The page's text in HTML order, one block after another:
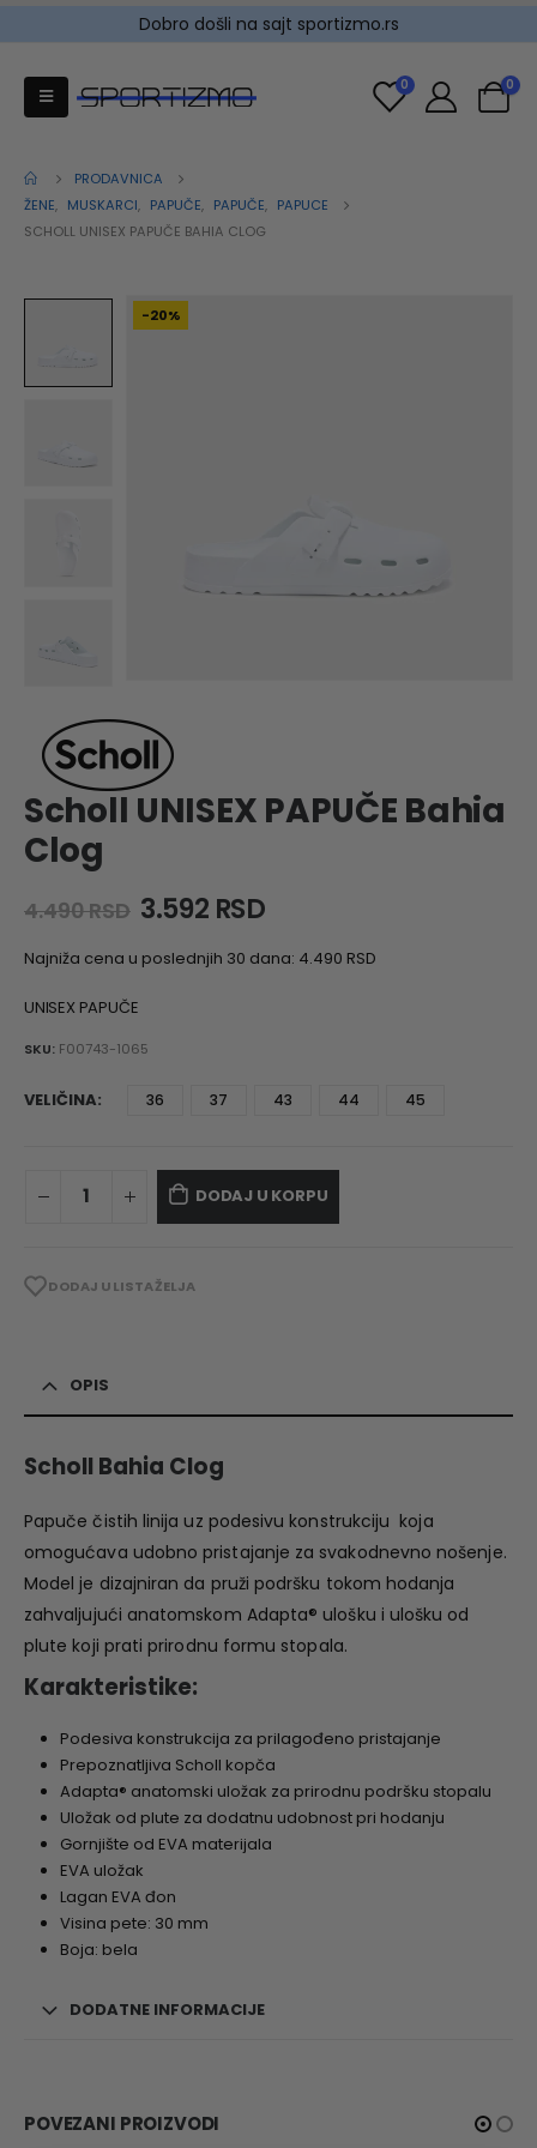
Dobro došli na sajt sportizmo.rs
0 0
PRODAVNICA
ŽENE, MUSKARCI, PAPUČE, PAPUČE, PAPUCE
SCHOLL UNISEX PAPUČE BAHIA CLOG
-20%
Scholl UNISEX PAPUČE Bahia
Clog
4.490RSD Original
was:
3.592 RSDCurrent
is:
Najniža cena u poslednjih 30 dana: 4.490 RSD
UNISEX PAPUČE
SKU: F00743-1065
VELIČINA 36 37 43 44 45
DODAJ U KORPU
DODAJ U LISTA ŽELJA
OPIS
Scholl Bahia Clog
Papuče čistih linija uz podesivu konstrukciju koja
omogućava udobno pristajanje za svakodnevno nošenje.
Model je dizajniran da pruži podršku tokom hodanja
zahvaljujući anatomskom Adapta® ulošku i ulošku od
plute koji prati prirodnu formu stopala.
Karakteristike:
Podesiva konstrukcija za prilagođeno pristajanje
Prepoznatljiva Scholl kopča
Adapta® anatomski uložak za prirodnu podršku stopalu
Uložak od plute za dodatnu udobnost pri hodanju
Gornjište od EVA materijala
EVA uložak
Lagan EVA đon
Visina pete: 30 mm
Boja: bela
DODATNE INFORMACIJE
POVEZANI PROIZVODI